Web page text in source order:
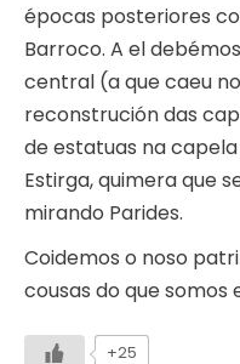
épocas posteriores
Barroco. A el
central (a que caeu
reconstrución das
de estatuas na capela
Estirga, quimera que
mirando Parides.
Coidemos o noso
cousas do que somos
+25